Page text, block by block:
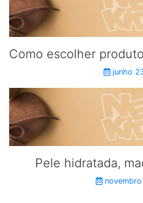
junho
Pele hidratada,
novembro